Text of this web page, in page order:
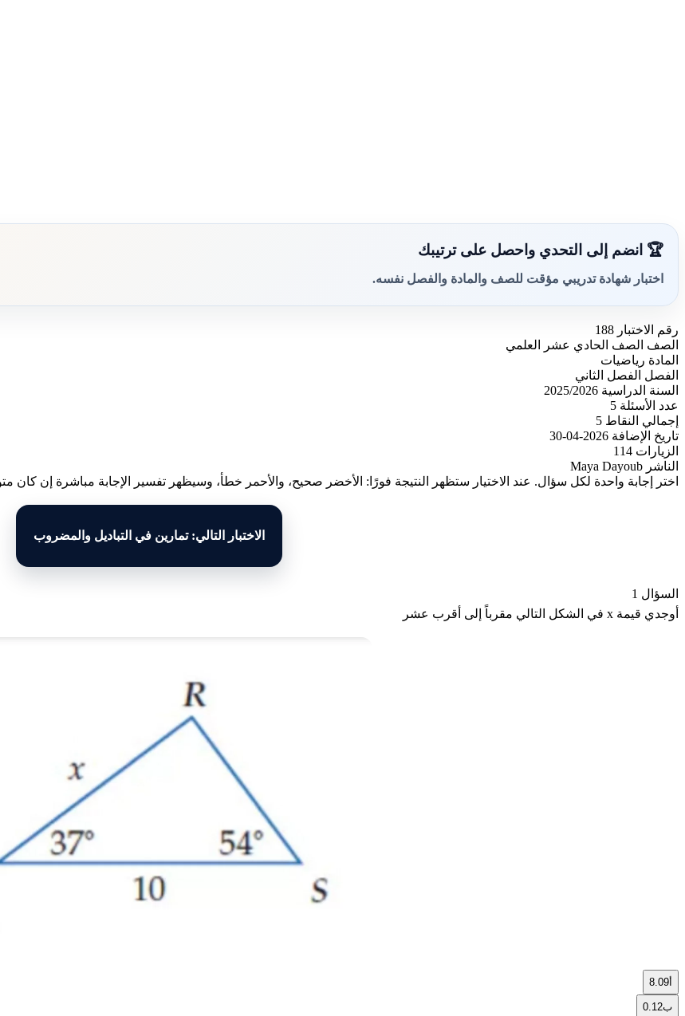
🏆 انضم إلى التحدي واحصل على ترتيبك
اختبار شهادة تدريبي مؤقت للصف والمادة والفصل نفسه.
رقم الاختبار 188
الصف الصف الحادي عشر العلمي
المادة رياضيات
الفصل الفصل الثاني
السنة الدراسية 2025/2026
عدد الأسئلة 5
إجمالي النقاط 5
تاريخ الإضافة 2026-04-30
الزيارات 114
الناشر Maya Dayoub
اختر إجابة واحدة لكل سؤال. عند الاختيار ستظهر النتيجة فورًا: الأخضر صحيح، والأحمر خطأ، وسيظهر تفسير الإجابة مباشرة إن كان
الاختبار التالي: تمارين في التباديل والمضروب
السؤال 1
أوجدي قيمة x في الشكل التالي مقرباً إلى أقرب عشر
أ8.09
ب0.12